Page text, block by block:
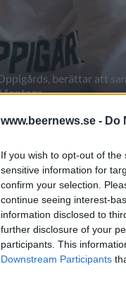
www.beernews.se - Do
If you wish to opt-out of
sensitive information for
confirm your selection.
continue seeing interest-
information disclosed to
further disclosure of your
participants. This
Downstream Participants
berättar att
Bitter har blivit en
om samarbetet,